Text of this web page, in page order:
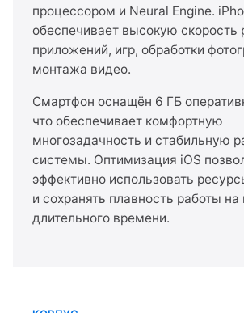
процессором и Neural Engine.
обеспечивает высокую скорость
приложений, игр, обработки
монтажа видео.
Смартфон оснащён 6 ГБ
что обеспечивает комфортную
многозадачность и стабильную
системы. Оптимизация iOS
эффективно использовать
и сохранять плавность работы
длительного времени.